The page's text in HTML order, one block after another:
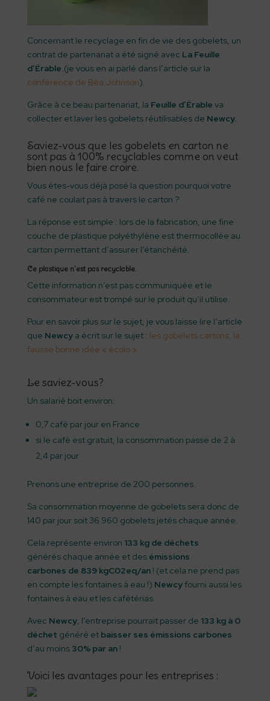
Concernant le recyclage en fin de vie des gobelets, un
contrat de partenariat a été signé avec La Feuille
d’Érable.(je vous en ai parlé dans l’article sur la
conférence de Béa Johnson).
Grâce à ce beau partenariat, la Feuille d’Érable va
collecter et laver les gobelets réutilisables de Newcy.
Saviez-vous que les gobelets en carton ne
sont pas à 100% recyclables comme on veut
bien nous le faire croire.
Vous êtes-vous déjà posé la question pourquoi votre
café ne coulait pas à travers le carton ?
La réponse est simple : lors de la fabrication, une fine
couche de plastique polyéthylène est thermocollée au
carton permettant d’assurer l’étanchéité.
Ce plastique n’est pas recyclable.
Cette information n’est pas communiquée et le
consommateur est trompé sur le produit qu’il utilise.
Pour en savoir plus sur le sujet, je vous laisse lire l’article
que Newcya écrit sur le sujet : les gobelets cartons, la
fausse bonne idée « écolo »
Le saviez-vous?
Un salarié boit environ:
0,7 café par jour en France
si le café est gratuit, la consommation passe de 2 à
2,4 par jour
Prenons une entreprise de 200 personnes.
Sa consommation moyenne de gobelets sera donc de
140 par jour soit 36 960 gobelets jetés chaque année.
Cela représente environ 133 kg de déchets
générés chaque année et desémissions
carbones de 839 kgC02eq/an! (et cela ne prend pas
en compte les fontaines à eau !) Newcyfourni aussi les
fontaines à eau et les cafétérias.
Avec Newcy, l’entreprise pourrait passer de 133 kg à 0
déchet généré et baisser ses émissions carbones
d’au moins 30% par an!
Voici les avantages pour les entreprises :